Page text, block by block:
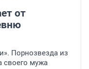
от
Порнозвезда из
своего мужа